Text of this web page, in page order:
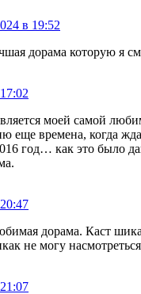
в 19:52
дорама которую я
моей самой
еще времена, когда
год… как это было
дорама. Каст
не могу